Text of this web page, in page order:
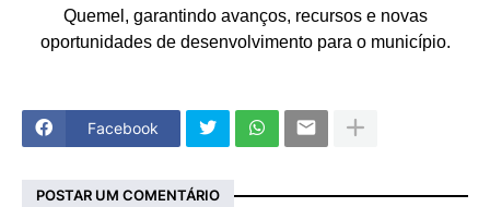
Quemel, garantindo avanços, recursos e novas
oportunidades de desenvolvimento para o município.
Facebook
POSTAR UM COMENTÁRIO